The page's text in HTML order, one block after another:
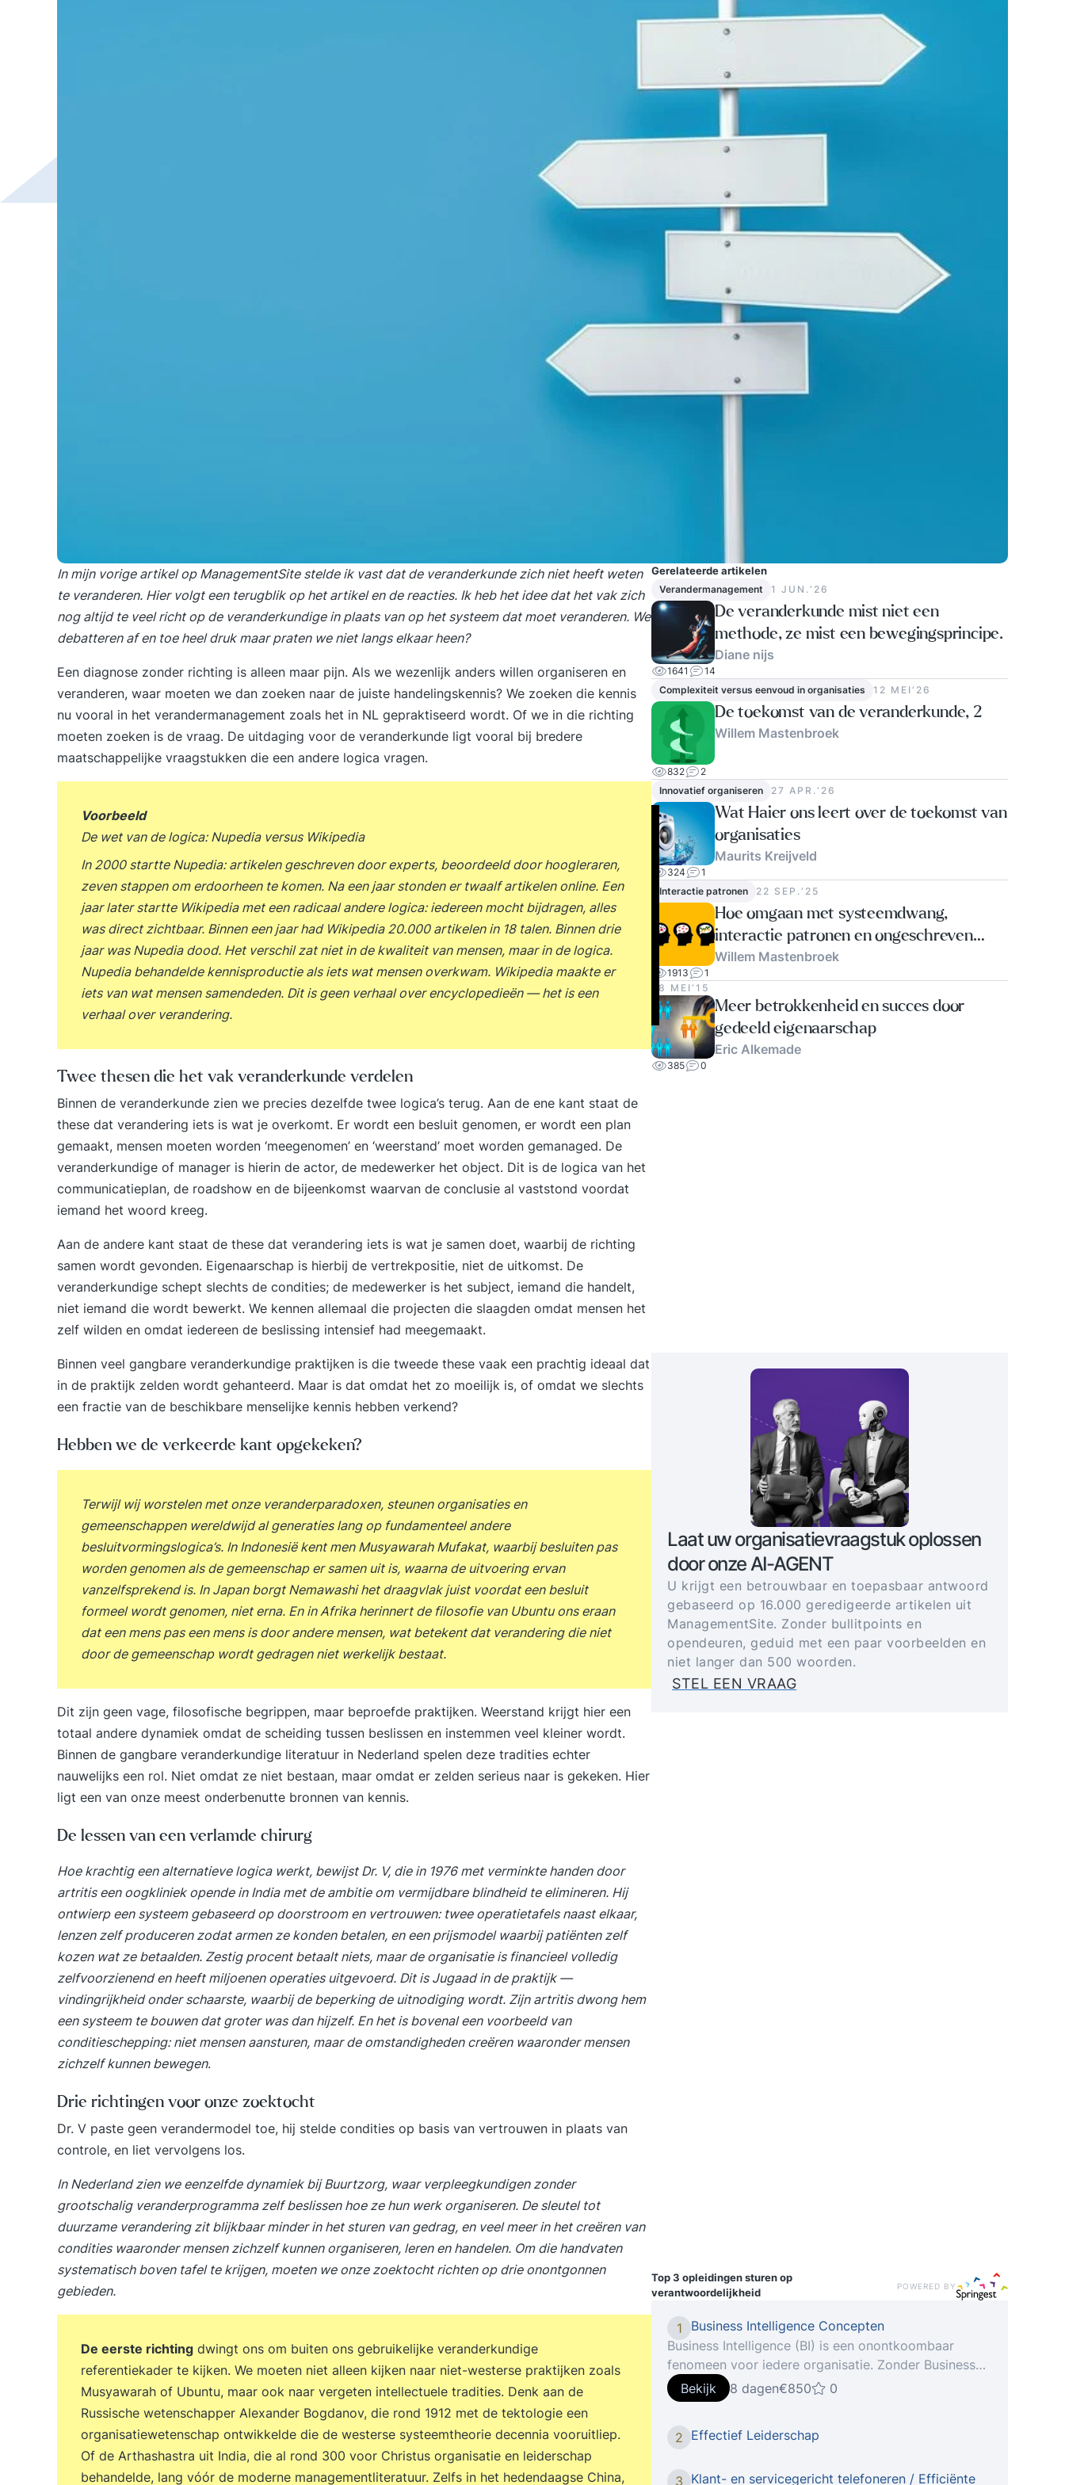
In mijn vorige artikel op ManagementSitestelde ik vast dat de veranderkunde zich niet heeft weten
te veranderen. Hier volgt een terugblik op het artikel en de reacties. Ik heb het idee dat het vak zich
nog altijd te veel richt op de veranderkundige in plaats van op het systeem dat moet veranderen. We
debatteren af en toe heel druk maar praten we niet langs elkaar heen?
Een diagnose zonder richting is alleen maar pijn. Als we wezenlijk anders willen organiseren en
veranderen, waar moeten we dan zoeken naar de juiste handelingskennis? We zoeken die kennis
nu vooral in het verandermanagement zoals het in NL gepraktiseerd wordt. Of we in die richting
moeten zoeken is de vraag. De uitdaging voor de veranderkunde ligt vooral bij bredere
maatschappelijke vraagstukken die een andere logica vragen.
Voorbeeld
De wet van de logica: Nupedia versus Wikipedia
In 2000 startte Nupedia: artikelen geschreven door experts, beoordeeld door hoogleraren,
zeven stappen om erdoorheen te komen. Na een jaar stonden er twaalf artikelen online. Een
jaar later startte Wikipedia met een radicaal andere logica: iedereen mocht bijdragen, alles
was direct zichtbaar. Binnen een jaar had Wikipedia 20.000 artikelen in 18 talen. Binnen drie
jaar was Nupedia dood. Het verschil zat niet in de kwaliteit van mensen, maar in de logica.
Nupedia behandelde kennisproductie als iets wat mensen overkwam. Wikipedia maakte er
iets van wat mensen samendeden. Dit is geen verhaal over encyclopedieën — het is een
verhaal over verandering.
Twee thesen die het vak veranderkunde verdelen
Binnen de veranderkunde zien we precies dezelfde twee logica’s terug. Aan de ene kant staat de
these dat verandering iets is wat je overkomt. Er wordt een besluit genomen, er wordt een plan
gemaakt, mensen moeten worden ‘meegenomen’ en ‘weerstand’ moet worden gemanaged. De
veranderkundige of manager is hierin de actor, de medewerker het object. Dit is de logica van het
communicatieplan, de roadshow en de bijeenkomst waarvan de conclusie al vaststond voordat
iemand het woord kreeg.
Aan de andere kant staat de these dat verandering iets is wat je samen doet, waarbij de richting
samen wordt gevonden. Eigenaarschap is hierbij de vertrekpositie, niet de uitkomst. De
veranderkundige schept slechts de condities; de medewerker is het subject, iemand die handelt,
niet iemand die wordt bewerkt. We kennen allemaal die projecten die slaagden omdat mensen het
zelf wilden en omdat iedereen de beslissing intensief had meegemaakt.
Binnen veel gangbare veranderkundige praktijken is die tweede these vaak een prachtig ideaal dat
in de praktijk zelden wordt gehanteerd. Maar is dat omdat het zo moeilijk is, of omdat we slechts
een fractie van de beschikbare menselijke kennis hebben verkend?
Hebben we de verkeerde kant opgekeken?
Terwijl wij worstelen met onze veranderparadoxen, steunen organisaties en
gemeenschappen wereldwijd al generaties lang op fundamenteel andere
besluitvormingslogica’s. In Indonesië kent men Musyawarah Mufakat, waarbij besluiten pas
worden genomen als de gemeenschap er samen uit is, waarna de uitvoering ervan
vanzelfsprekend is. In Japan borgt Nemawashi het draagvlak juist voordat een besluit
formeel wordt genomen, niet erna. En in Afrika herinnert de filosofie van Ubuntu ons eraan
dat een mens pas een mens is door andere mensen, wat betekent dat verandering die niet
door de gemeenschap wordt gedragen niet werkelijk bestaat.
Dit zijn geen vage, filosofische begrippen, maar beproefde praktijken. Weerstand krijgt hier een
totaal andere dynamiek omdat de scheiding tussen beslissen en instemmen veel kleiner wordt.
Binnen de gangbare veranderkundige literatuur in Nederland spelen deze tradities echter
nauwelijks een rol. Niet omdat ze niet bestaan, maar omdat er zelden serieus naar is gekeken. Hier
ligt een van onze meest onderbenutte bronnen van kennis.
De lessen van een verlamde chirurg
Hoe krachtig een alternatieve logica werkt, bewijst Dr. V, die in 1976 met verminkte handen door
artritis een oogkliniek opende in India met de ambitie om vermijdbare blindheid te elimineren. Hij
ontwierp een systeem gebaseerd op doorstroom en vertrouwen: twee operatietafels naast elkaar,
lenzen zelf produceren zodat armen ze konden betalen, en een prijsmodel waarbij patiënten zelf
kozen wat ze betaalden. Zestig procent betaalt niets, maar de organisatie is financieel volledig
zelfvoorzienend en heeft miljoenen operaties uitgevoerd. Dit is Jugaad in de praktijk —
vindingrijkheid onder schaarste, waarbij de beperking de uitnodiging wordt. Zijn artritis dwong hem
een systeem te bouwen dat groter was dan hijzelf. En het is bovenal een voorbeeld van
conditieschepping: niet mensen aansturen, maar de omstandigheden creëren waaronder mensen
zichzelf kunnen bewegen.
Drie richtingen voor onze zoektocht
Dr. V paste geen verandermodel toe, hij stelde condities op basis van vertrouwen in plaats van
controle, en liet vervolgens los.
In Nederland zien we eenzelfde dynamiek bij Buurtzorg, waar verpleegkundigen zonder
grootschalig veranderprogramma zelf beslissen hoe ze hun werk organiseren. De sleutel tot
duurzame verandering zit blijkbaar minder in het sturen van gedrag, en veel meer in het creëren van
condities waaronder mensen zichzelf kunnen organiseren, leren en handelen. Om die handvaten
systematisch boven tafel te krijgen, moeten we onze zoektocht richten op drie onontgonnen
gebieden.
De eerste richting dwingt ons om buiten ons gebruikelijke veranderkundige
referentiekader te kijken. We moeten niet alleen kijken naar niet-westerse praktijken zoals
Musyawarah of Ubuntu, maar ook naar vergeten intellectuele tradities. Denk aan de
Russische wetenschapper Alexander Bogdanov, die rond 1912 met de tektologie een
organisatiewetenschap ontwikkelde die de westerse systeemtheorie decennia vooruitliep.
Of de Arthashastra uit India, die al rond 300 voor Christus organisatie en leiderschap
behandelde, lang vóór de moderne managementliteratuur. Zelfs in het hedendaagse China,
Gerelateerde artikelen
Verandermanagement 1 JUN.‘26
De veranderkunde mist niet een
methode, ze mist een bewegingsprincipe.
Diane nijs
1641
14
Complexiteit versus eenvoud in organisaties
12 MEI‘26
De toekomst van de veranderkunde, 2
Willem Mastenbroek
832
2
Innovatief organiseren
27 APR.‘26
Wat Haier ons leert over de toekomst van
organisaties
Maurits Kreijveld
324
1
Interactie patronen
22 SEP.‘25
Hoe omgaan met systeemdwang,
interactie patronen en ongeschreven
regels
Willem Mastenbroek
1913
1
28 MEI‘15
Meer betrokkenheid en succes door
gedeeld eigenaarschap
Eric Alkemade
385 0
Laat uw organisatievraagstuk oplossen
door onze AI-AGENT
U krijgt een betrouwbaar en toepasbaar antwoord
gebaseerd op 16.000 geredigeerde artikelen uit
ManagementSite. Zonder bullitpoints en
opendeuren, geduid met een paar voorbeelden en
niet langer dan 500 woorden.
STEL EEN VRAAG
Top 3 opleidingensturen op
verantwoordelijkheid
POWERED BY
1
Business Intelligence Concepten
Business Intelligence (BI) is een onontkoombaar
fenomeen voor iedere organisatie. Zonder Business
Intelligence bent u niet in staat om de concurrentie
aan te gaan. Is dit nu echt zo, of is er sprake v
Concepten leert u een aantal belangrijke zaken
uw organisatie beter te begrijpen en eventueel beter
Bekijk 8 dagen€850 0
2 Effectief Leiderschap
3 Klant- en servicegericht telefoneren / Efficiënte